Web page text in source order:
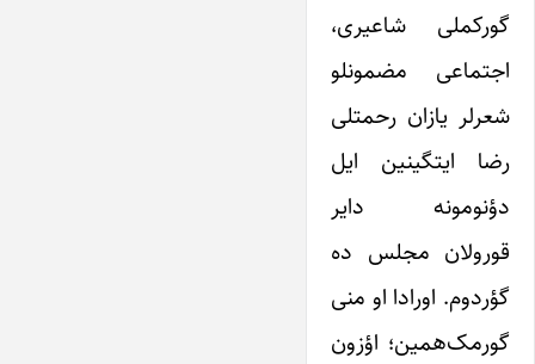
گورکملی شاعیری،
اجتماعی مضمونلو
شعرلر یازان رحمتلی
رضا ایتگینین ایل
دؤنومونه دایر
قورولان مجلس ده
گؤردوم. اورادا او منی
گورمک‌همین؛ اؤزون